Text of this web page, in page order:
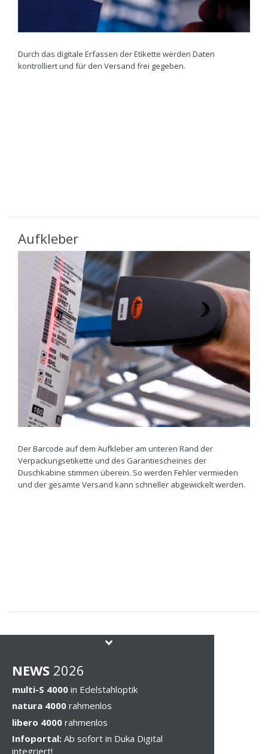
Durch das digitale Erfassen der Etikette werden Daten
kontrolliert und für den Versand frei gegeben.
Aufkleber
Der Barcode auf dem Aufkleber am unteren Rand der
Verpackungsetikette und des Garantiescheines der
Duschkabine stimmen überein. So werden Fehler vermieden
und der gesamte Versand kann schneller abgewickelt werden.
NEWS 2026
multi-S 4000 in Edelstahloptik
natura 4000 rahmenlos
libero 4000 rahmenlos
Infoportal: Ab sofort in Duka Digital
integriert!